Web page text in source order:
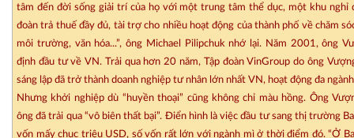
tâm đến đời sống giải trí của họ với một trung tâm thể dục, một khu nghỉ
đoàn trả thuế đầy đủ, tài trợ cho nhiều hoạt động của thành phố về chăm
môi trường, văn hóa...”, ông Michael Pilipchuk nhớ lại. Năm 2001, ông
định đầu tư về VN. Trải qua hơn 20 năm, Tập đoàn VinGroup do ông
sáng lập đã trở thành doanh nghiệp tư nhân lớn nhất VN, hoạt động đa
Nhưng khởi nghiệp dù “huyền thoại” cũng không chỉ màu hồng. Ông
ông đã trải qua “vô biên thất bại”. Điển hình là việc đầu tư sang thị trường
vốn mấy chục triệu USD, số vốn rất lớn với ngành mì ở thời điểm đó. “Ở